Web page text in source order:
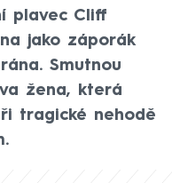
plavec Cliff
jako záporák
Smutnou
žena, která
tragické nehodě